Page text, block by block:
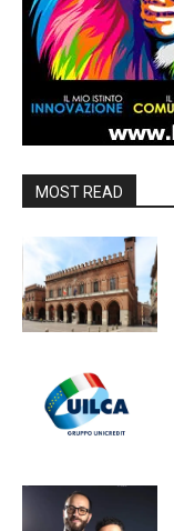
MOST READ